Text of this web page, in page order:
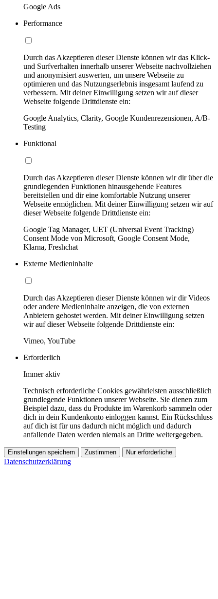
Google Ads
Performance
Durch das Akzeptieren dieser Dienste können wir das Klick-
und Surfverhalten innerhalb unserer Webseite nachvollziehen
und anonymisiert auswerten, um unsere Webseite zu
optimieren und das Nutzungserlebnis insgesamt laufend zu
verbessern. Mit deiner Einwilligung setzen wir auf dieser
Webseite folgende Drittdienste ein:
Google Analytics, Clarity, Google Kundenrezensionen, A/B-
Testing
Funktional
Durch das Akzeptieren dieser Dienste können wir dir über die
grundlegenden Funktionen hinausgehende Features
bereitstellen und dir eine komfortable Nutzung unserer
Webseite ermöglichen. Mit deiner Einwilligung setzen wir auf
dieser Webseite folgende Drittdienste ein:
Google Tag Manager, UET (Universal Event Tracking)
Consent Mode von Microsoft, Google Consent Mode,
Klarna, Freshchat
Externe Medieninhalte
Durch das Akzeptieren dieser Dienste können wir dir Videos
oder andere Medieninhalte anzeigen, die von externen
Anbietern gehostet werden. Mit deiner Einwilligung setzen
wir auf dieser Webseite folgende Drittdienste ein:
Vimeo, YouTube
Erforderlich
Immer aktiv
Technisch erforderliche Cookies gewährleisten ausschließlich
grundlegende Funktionen unserer Webseite. Sie dienen zum
Beispiel dazu, dass du Produkte im Warenkorb sammeln oder
dich in dein Kundenkonto einloggen kannst. Ein Rückschluss
auf dich ist für uns dadurch nicht möglich und dadurch
anfallende Daten werden niemals an Dritte weitergegeben.
Einstellungen speichern Zustimmen Nur erforderliche
Datenschutzerklärung